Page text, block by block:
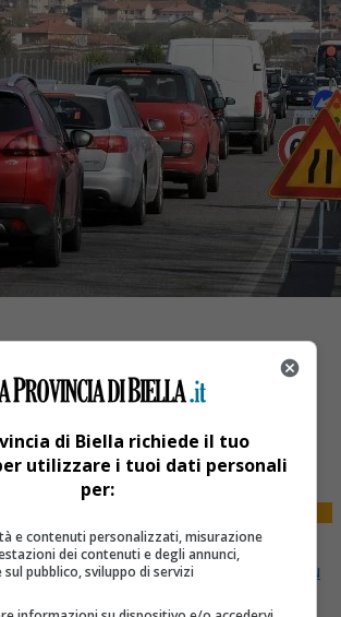
di Biella come Fonte preferita su
di Biella richiede il tuo
utilizzare i tuoi dati personali
per:
e contenuti personalizzati, misurazione
dei contenuti e degli annunci,
sul pubblico, sviluppo di servizi